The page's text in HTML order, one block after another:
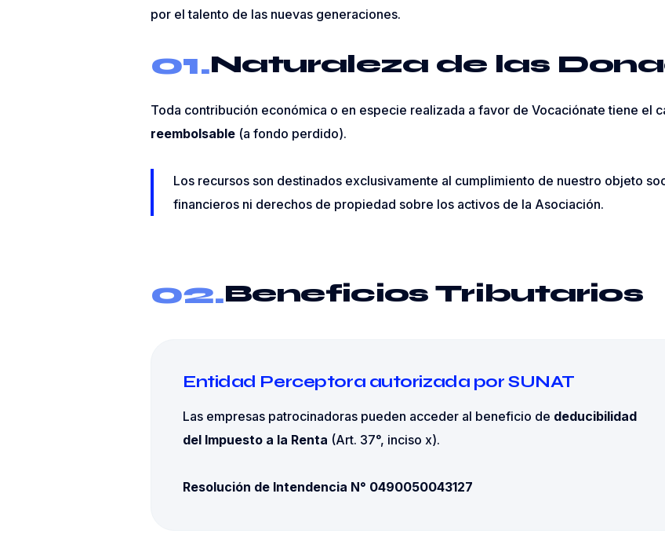
por el talento de las nuevas generaciones.
01.Naturaleza de las
Toda contribución económica o en especie realizada a favor de Vocaciónate tiene el
reembolsable (a fondo perdido).
Los recursos son destinados exclusivamente al cumplimiento de nuestro objeto
financieros ni derechos de propiedad sobre los activos de la Asociación.
02.Beneficios Tributarios
Entidad Perceptora autorizada por SUNAT
Las empresas patrocinadoras pueden acceder al beneficio de deducibilidad
del Impuesto a la Renta (Art. 37°, inciso x).
Resolución de Intendencia N° 0490050043127